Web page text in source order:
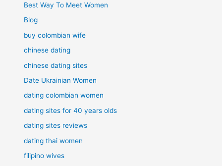
Best Way To Meet Women
Blog
buy colombian wife
chinese dating
chinese dating sites
Date Ukrainian Women
dating colombian women
dating sites for 40 years olds
dating sites reviews
dating thai women
filipino wives